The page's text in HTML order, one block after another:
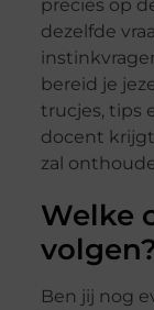
precies op
dezelfde
bereid je
trucjes, tips
docent
zal
Welke
Ben jij nog